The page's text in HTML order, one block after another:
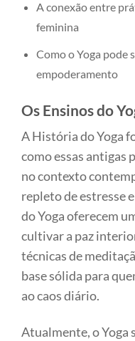
A conexão entre
feminina
Como o Yoga pode
empoderamento
Os Ensinos do
A História do Yoga
como essas antigas
no contexto
repleto de estresse
do Yoga oferecem
cultivar a paz
técnicas de
base sólida para
ao caos diário.
Atualmente, o Yoga